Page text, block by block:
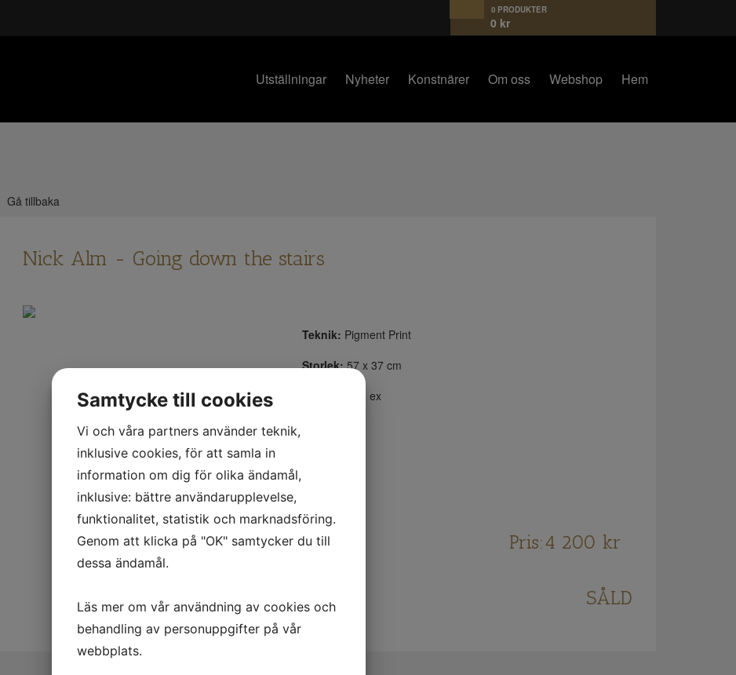
0 PRODUKTER
0 kr
Utställningar Nyheter Konstnärer Om oss Webshop Hem
Gå tillbaka
Nick Alm - Going down the stairs
Teknik: Pigment Print
Storlek:57 x 37 cm
95 ex
Pris:4 200 kr
SÅLD
Samtycke till cookies
Vi och våra partners använder teknik,
inklusive cookies, för att samla in
information om dig för olika ändamål,
inklusive: bättre användarupplevelse,
funktionalitet, statistik och marknadsföring.
Genom att klicka på "OK" samtycker du till
dessa ändamål.
Läs mer om vår användning av cookies och
behandling av personuppgifter på vår
webbplats.